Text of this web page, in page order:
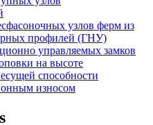
узлов ферм из
профилей (ГНУ)
управляемых замков
на высоте
способности
износом